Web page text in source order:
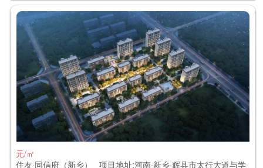
元/㎡
住友·同信府（新乡） 项目地址:河南·新乡·辉县市太行大道与学